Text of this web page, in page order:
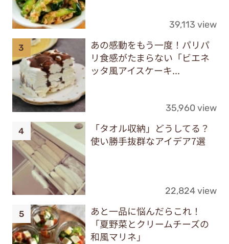
39,113 view
あの感動をもう一度！パリパ
リ食感がたまらない「ビエネ
ッタ風アイスケーキ...
35,960 view
「タオル収納」どうしてる？
使い勝手抜群なアイデア7選
22,824 view
あと一品に悩んだらこれ！
「夏野菜とクリームチーズの
和風マリネ」